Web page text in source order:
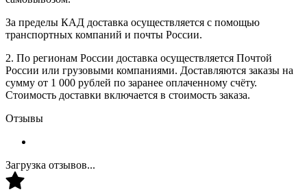
За пределы КАД доставка осуществляется с помощью
транспортных компаний и почты России.
2. По регионам России доставка осуществляется Почтой
России или грузовыми компаниями. Доставляются заказы на
сумму от 1 000 рублей по заранее оплаченному счёту.
Стоимость доставки включается в стоимость заказа.
Отзывы
Загрузка отзывов...